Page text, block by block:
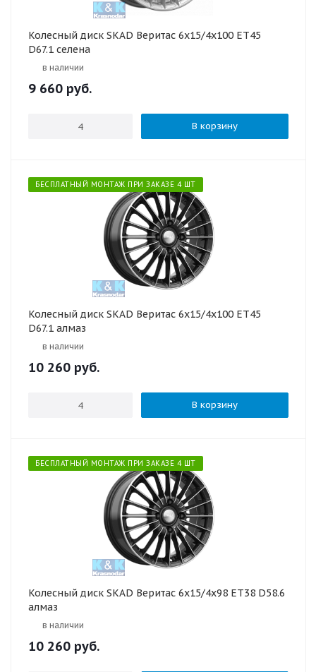
Колесный диск SKAD Веритас 6x15/4x100 ET45
D67.1 селена
в наличии
9 660 руб.
В корзину
БЕСПЛАТНЫЙ МОНТАЖ ПРИ ЗАКАЗЕ 4 ШТ
Колесный диск SKAD Веритас 6x15/4x100 ET45
D67.1 алмаз
в наличии
10 260 руб.
В корзину
БЕСПЛАТНЫЙ МОНТАЖ ПРИ ЗАКАЗЕ 4 ШТ
Колесный диск SKAD Веритас 6x15/4x98 ET38 D58.6
алмаз
в наличии
10 260 руб.